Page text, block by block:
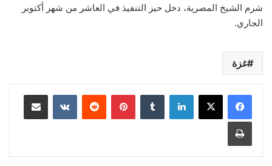
شرم الشيخ المصرية، دخل حيز التنفيذ في العاشر من شهر أكتوبر
الجاري.
غزة
لينكدإن بينتيريست